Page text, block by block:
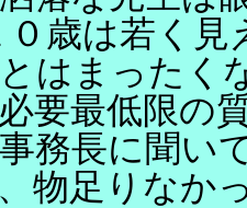
０歳は若く
はまったく
要最低限の
務長に聞い
物足りなか